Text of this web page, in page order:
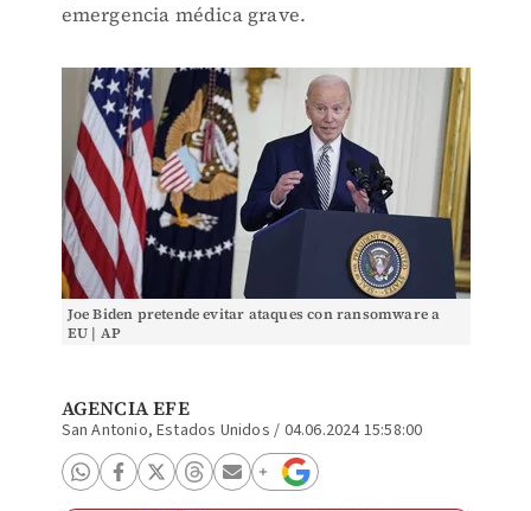
emergencia médica grave.
Joe Biden pretende evitar ataques con ransomware a
EU | AP
AGENCIA EFE
San Antonio, Estados Unidos / 04.06.2024 15:58:00